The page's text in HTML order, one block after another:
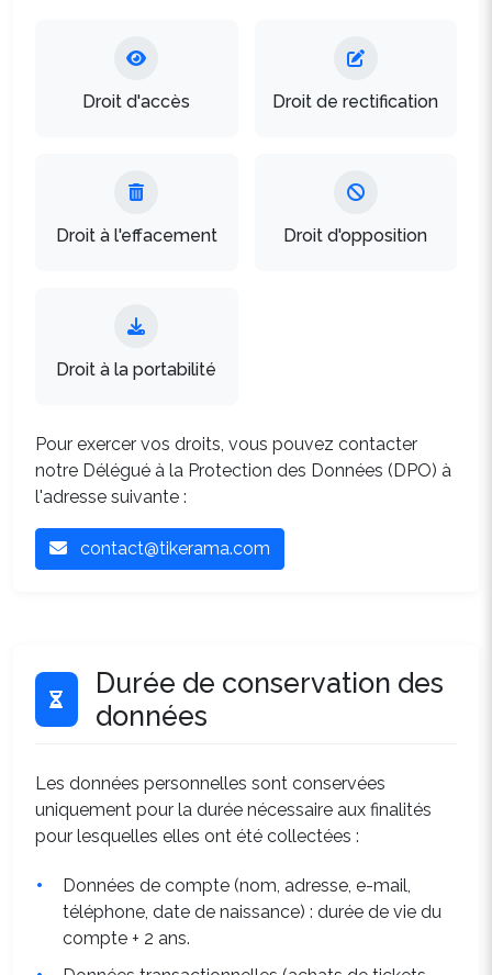
Droit d'accès Droit de rectification
Droit à l'effacement Droit d'opposition
Droit à la portabilité
Pour exercer vos droits, vous pouvez contacter
notre Délégué à la Protection des Données (DPO) à
l'adresse suivante :
contact@tikerama.com
Durée de conservation des
données
Les données personnelles sont conservées
uniquement pour la durée nécessaire aux finalités
pour lesquelles elles ont été collectées :
Données de compte (nom, adresse, e-mail,
téléphone, date de naissance) : durée de vie du
compte + 2 ans.